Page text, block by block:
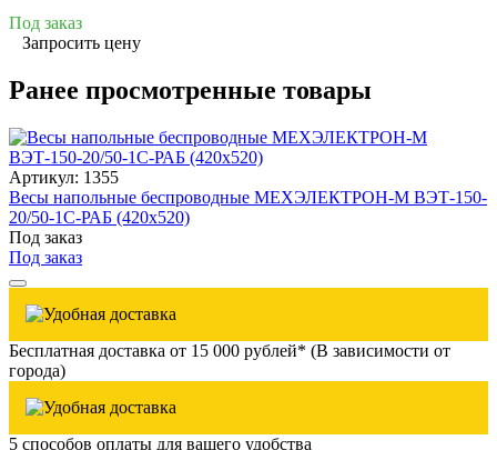
Под заказ
Запросить цену
Ранее просмотренные товары
Артикул: 1355
Весы напольные беспроводные МЕХЭЛЕКТРОН-М ВЭТ-150-
20/50-1С-РАБ (420х520)
Под заказ
Под заказ
Бесплатная доставка от 15 000 рублей* (В зависимости от
города)
5 способов оплаты для вашего удобства